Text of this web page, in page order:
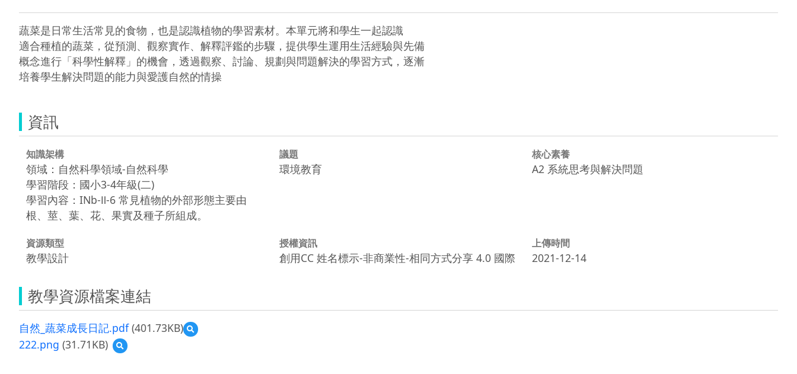
蔬菜是日常生活常見的食物，也是認識植物的學習素材。本單元將和學生一起認識
適合種植的蔬菜，從預測、觀察實作、解釋評鑑的步驟，提供學生運用生活經驗與先備
概念進行「科學性解釋」的機會，透過觀察、討論、規劃與問題解決的學習方式，逐漸
培養學生解決問題的能力與愛護自然的情操
資訊
知識架構
領域：自然科學領域-自然科學
學習階段：國小3-4年級(二)
學習內容：INb-Ⅱ-6 常見植物的外部形態主要由
根、莖、葉、花、果實及種子所組成。
議題
環境教育
核心素養
A2 系統思考與解決問題
資源類型
教學設計
授權資訊
創用CC 姓名標示-非商業性-相同方式分享 4.0 國際
上傳時間
2021-12-14
教學資源檔案連結
自然_蔬菜成長日記.pdf(401.73KB)
預
覽
222.png (31.71KB)
預
覽